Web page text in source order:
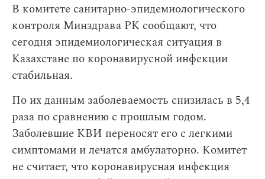
В комитете санитарно-эпидемиологического
контроля Минздрава РК сообщают, что
сегодня эпидемиологическая ситуация в
Казахстане по коронавирусной инфекции
стабильная.
По их данным заболеваемость снизилась в 5,4
раза по сравнению с прошлым годом.
Заболевшие КВИ переносят его с легкими
симптомами и лечатся амбулаторно. Комитет
не считает, что коронавирусная инфекция